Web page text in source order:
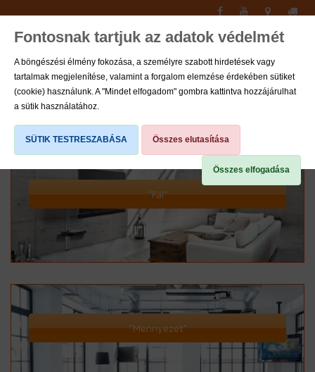
Fontosnak tartjuk az adatok védelmét
A böngészési élmény fokozása, a személyre szabott hirdetések vagy
tartalmak megjelenítése, valamint a forgalom elemzése érdekében sütiket
(cookie) használunk. A "Mindet elfogadom" gombra kattintva hozzájárulhat
a sütik használatához.
SÜTIK TESTRESZABÁSA Összes elutasítása
Összes elfogadása
0
*Fal*
*Mennyezet*